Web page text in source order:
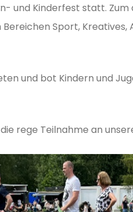
und Kinderfest statt.
Sport, Kreatives,
und bot Kindern und
rege Teilnahme an